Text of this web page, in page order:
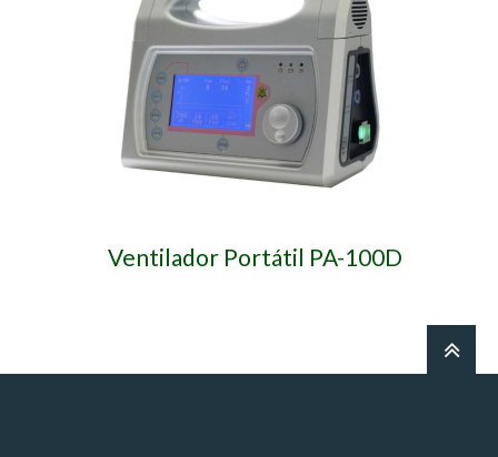
Ventilador Portátil PA-100D